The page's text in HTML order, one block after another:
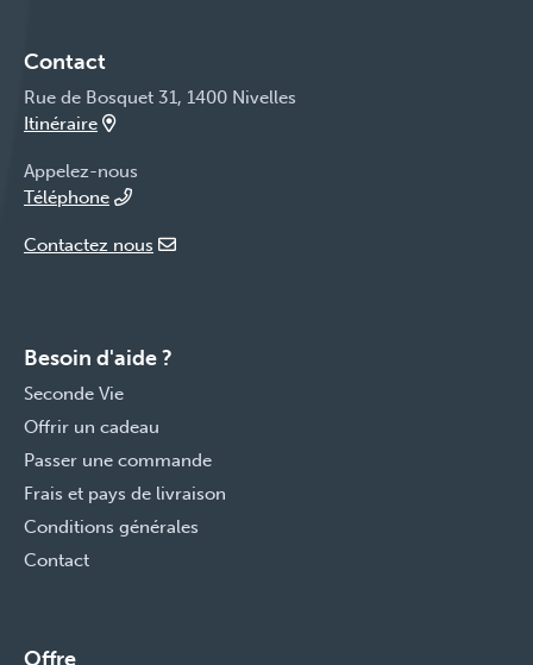
Contact
Rue de Bosquet 31, 1400 Nivelles
Itinéraire
Appelez-nous
Téléphone
Contactez nous
Besoin d'aide ?
Seconde Vie
Offrir un cadeau
Passer une commande
Frais et pays de livraison
Conditions générales
Contact
Offre